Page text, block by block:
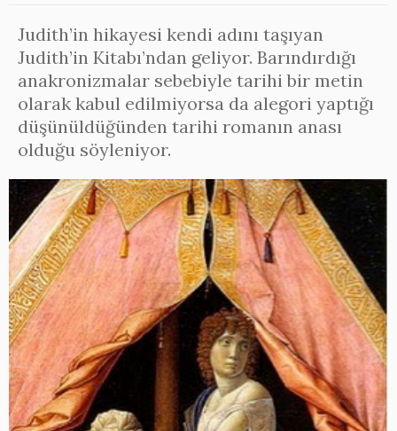
Judith’in hikayesi kendi adını taşıyan
Judith’in Kitabı’ndan geliyor. Barındırdığı
anakronizmalar sebebiyle tarihi bir metin
olarak kabul edilmiyorsa da alegori yaptığı
düşünüldüğünden tarihi romanın anası
olduğu söyleniyor.